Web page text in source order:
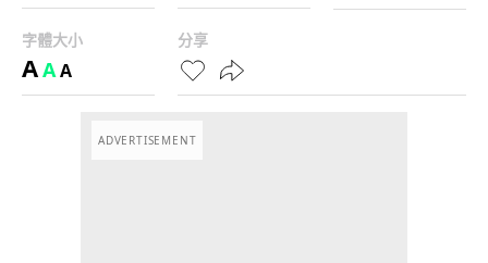
字體大小
AAA
分享
ADVERTISEMENT